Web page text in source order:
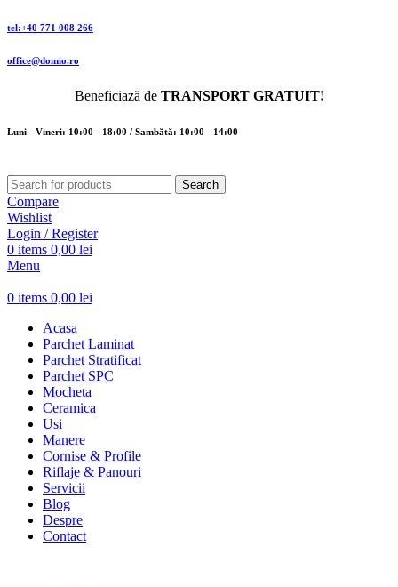
tel:+40 771 008 266
office@domio.ro
Beneficiază de TRANSPORT GRATUIT!
Luni - Vineri: 10:00 - 18:00 / Sambătă: 10:00 - 14:00
Search
Compare
Wishlist
Login / Register
0 items 0,00 lei
Menu
0 items 0,00 lei
Acasa
Parchet Laminat
Parchet Stratificat
Parchet SPC
Mocheta
Ceramica
Usi
Manere
Cornise & Profile
Riflaje & Panouri
Servicii
Blog
Despre
Contact